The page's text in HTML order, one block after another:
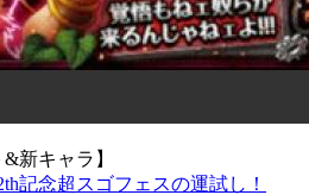
新キャラ】
記念超スゴフェスの運試し！